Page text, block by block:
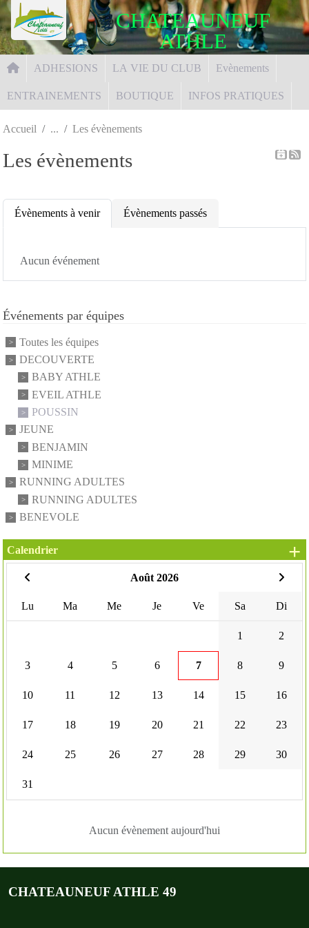
CHATEAUNEUF
ATHLE
ADHESIONS LA VIE DU CLUB Evènements
ENTRAINEMENTS BOUTIQUE INFOS PRATIQUES
Accueil Les évènements
Les évènements
Évènements à venir Évènements passés
Aucun événement
Événements par équipes
Toutes les équipes
DECOUVERTE
BABY ATHLE
EVEIL ATHLE
POUSSIN
JEUNE
BENJAMIN
MINIME
RUNNING ADULTES
RUNNING ADULTES
BENEVOLE
Calendrier
Août 2026
Lu Ma Me Je Ve Sa Di
1 2
3 4 5 6 7 8 9
10 11 12 13 14 15 16
17 18 19 20 21 22 23
24 25 26 27 28 29 30
31
Aucun évènement aujourd'hui
+
CHATEAUNEUF ATHLE 49
Panneau de gestion des cookies